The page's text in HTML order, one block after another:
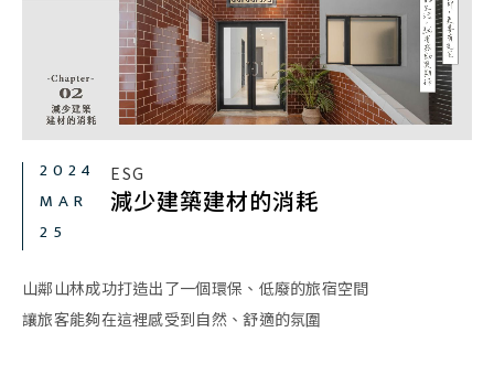
2024
MAR
25
ESG
減少建築建材的消耗
山鄰山林成功打造出了一個環保、低廢的旅宿空間
讓旅客能夠在這裡感受到自然、舒適的氛圍